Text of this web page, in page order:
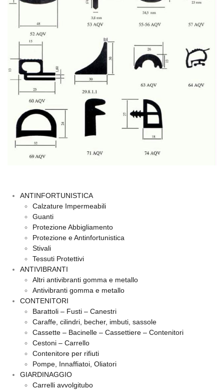
ANTINFORTUNISTICA
Calzature Impermeabili
Guanti
Protezione Abbigliamento
Protezione e Antinfortunistica
Stivali
Tessuti Protettivi
ANTIVIBRANTI
Altri antivibranti gomma e metallo
Antivibranti gomma e metallo
CONTENITORI
Barattoli – Fusti – Canestri
Caraffe, cilindri, becher, imbuti, sassole
Cassette – Bacinelle – Cassettiere – Contenitori
Cestoni – Carrello
Contenitore per rifiuti
Pompe, Innaffiatoi, Oliatori
GIARDINAGGIO
Carrelli avvolgitubo